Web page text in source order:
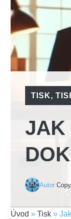
TISK,
JAK
Autor
Úvod » Tisk »